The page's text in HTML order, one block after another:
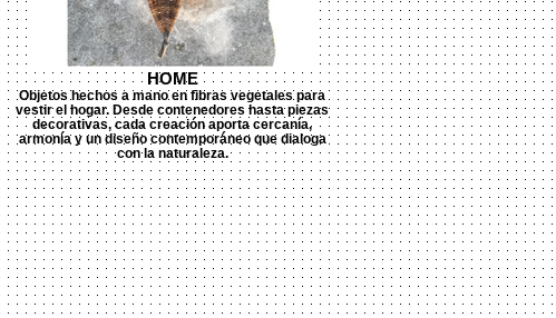
HOME
Objetos hechos a mano en fibras vegetales para
vestir el hogar. Desde contenedores hasta piezas
decorativas, cada creación aporta cercanía,
armonía y un diseño contemporáneo que dialoga
con la naturaleza.